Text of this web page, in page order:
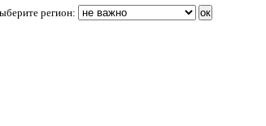
регион: